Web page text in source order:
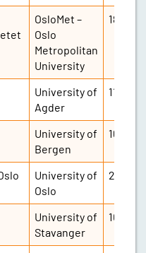
OsloMet –
Oslo
Metropolitan
University
18 048
University of
Agder
11 028
University of
Bergen
16 605
University of
Oslo
22 419
University of
Stavanger
10 000